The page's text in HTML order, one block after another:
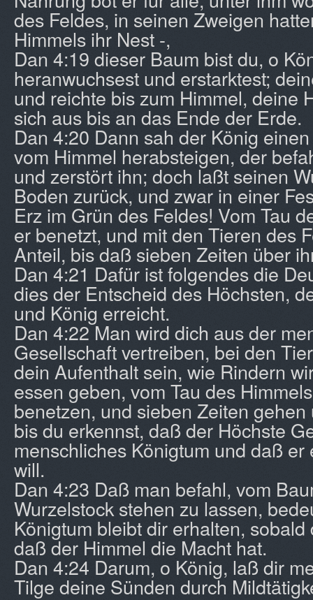
des Feldes, in seinen Zweigen
Himmels ihr Nest -,
Dan 4:19 dieser Baum bist du, o
heranwuchsest und erstarktest;
und reichte bis zum Himmel, deine
sich aus bis an das Ende der Erde.
Dan 4:20 Dann sah der König
vom Himmel herabsteigen, der
und zerstört ihn; doch laßt seinen
Boden zurück, und zwar in einer
Erz im Grün des Feldes! Vom Tau
er benetzt, und mit den Tieren des
Anteil, bis daß sieben Zeiten über
Dan 4:21 Dafür ist folgendes die
dies der Entscheid des Höchsten,
und König erreicht.
Dan 4:22 Man wird dich aus der
Gesellschaft vertreiben, bei den
dein Aufenthalt sein, wie Rindern
essen geben, vom Tau des
benetzen, und sieben Zeiten
bis du erkennst, daß der Höchste
menschliches Königtum und daß er
will.
Dan 4:23 Daß man befahl, vom
Wurzelstock stehen zu lassen,
Königtum bleibt dir erhalten,
daß der Himmel die Macht hat.
Dan 4:24 Darum, o König, laß dir
Tilge deine Sünden durch